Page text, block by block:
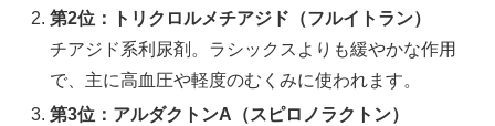
第2位：トリクロルメチアジド（フルイトラン）
チアジド系利尿剤。ラシックスよりも緩やかな作用
で、主に高血圧や軽度のむくみに使われます。
第3位：アルダクトンA（スピロノラクトン）